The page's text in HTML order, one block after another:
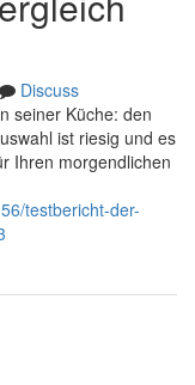
Discuss
seiner Küche: den
ist riesig und es
Ihren morgendlichen
testbericht-der-